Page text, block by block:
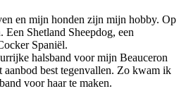
en mijn honden zijn mijn hobby. Op
Shetland Sheepdog, een
Spaniël.
halsband voor mijn Beauceron
best tegenvallen. Zo kwam ik
voor haar te maken.